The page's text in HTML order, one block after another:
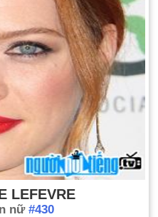
LEFEVRE
nữ #430